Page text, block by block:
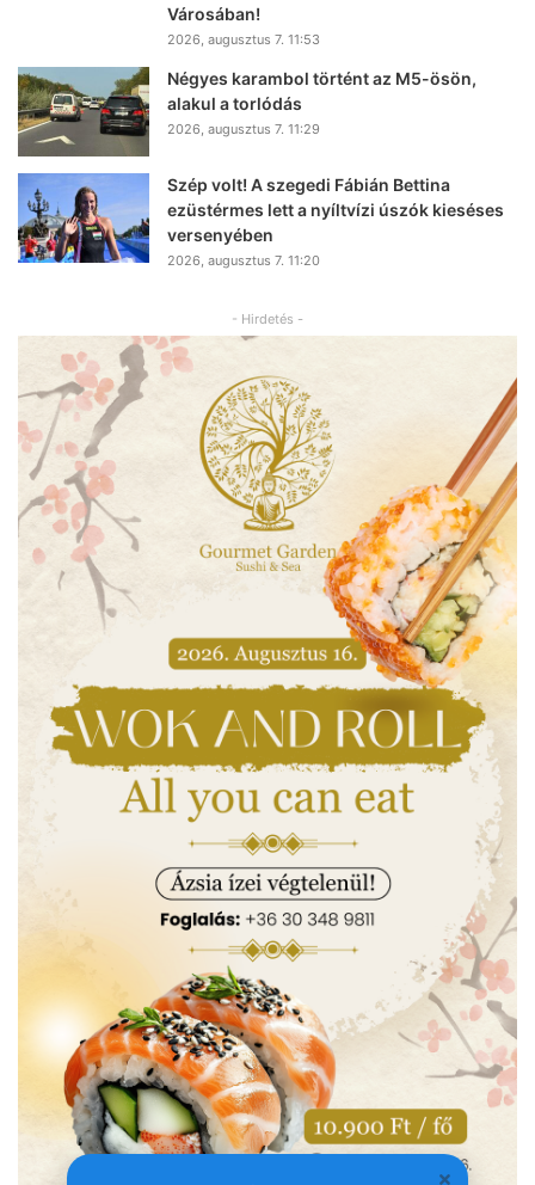
Városában!
2026, augusztus 7. 11:53
Négyes karambol történt az M5-ösön,
alakul a torlódás
2026, augusztus 7. 11:29
Szép volt! A szegedi Fábián Bettina
ezüstérmes lett a nyíltvízi úszók kieséses
versenyében
2026, augusztus 7. 11:20
- Hirdetés -